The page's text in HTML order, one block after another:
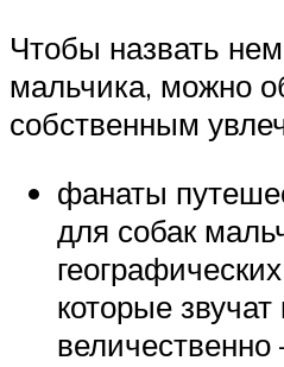
Чтобы назвать
мальчика, можно
собственным
фанаты
для собак
которые звучат